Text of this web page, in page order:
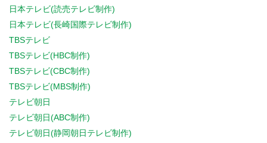
日本テレビ(読売テレビ制作)
日本テレビ(長崎国際テレビ制作)
TBSテレビ
TBSテレビ(HBC制作)
TBSテレビ(CBC制作)
TBSテレビ(MBS制作)
テレビ朝日
テレビ朝日(ABC制作)
テレビ朝日(静岡朝日テレビ制作)